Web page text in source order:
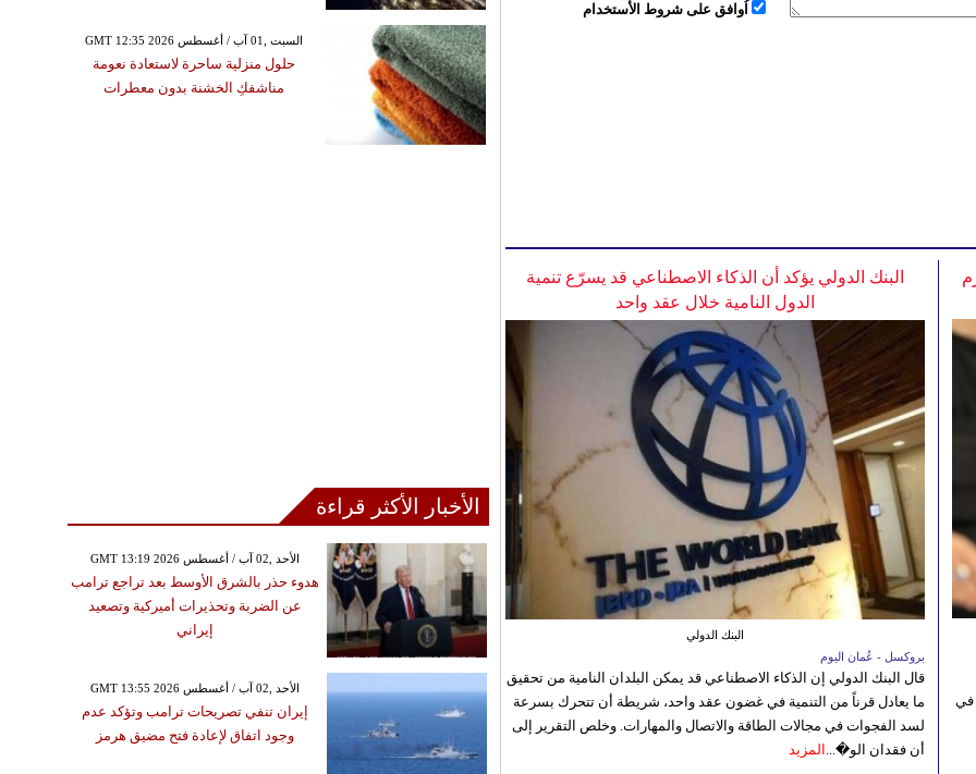
اُوافق على شروط الأستخدام
البنك الدولي يؤكد أن الذكاء الاصطناعي قد يسرّع تنمية
الدول النامية خلال عقد واحد
البنك الدولي
بروكسل - عُمان اليوم
قال البنك الدولي إن الذكاء الاصطناعي قد يمكن البلدان النامية من تحقيق
ما يعادل قرناً من التنمية في غضون عقد واحد، شريطة أن تتحرك بسرعة
لسد الفجوات في مجالات الطاقة والاتصال والمهارات. وخلص التقرير إلى
أن فقدان الو�... المزيد
في
GMT 12:35 2026 السبت ,01 آب / أغسطس
حلول منزلية ساحرة لاستعادة نعومة
مناشفكِ الخشنة بدون معطرات
الأخبار الأكثر قراءة
GMT 13:19 2026 الأحد ,02 آب / أغسطس
هدوء حذر بالشرق الأوسط بعد تراجع ترامب
عن الضربة وتحذيرات أميركية وتصعيد
إيراني
GMT 13:55 2026 الأحد ,02 آب / أغسطس
إيران تنفي تصريحات ترامب وتؤكد عدم
وجود اتفاق لإعادة فتح مضيق هرمز